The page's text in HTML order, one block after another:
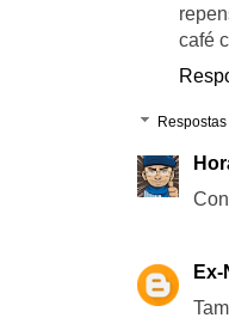
café
Respostas